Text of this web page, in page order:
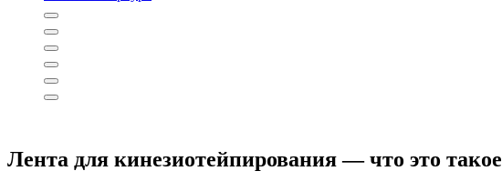
Лента для кинезио­тейпирования — что это такое